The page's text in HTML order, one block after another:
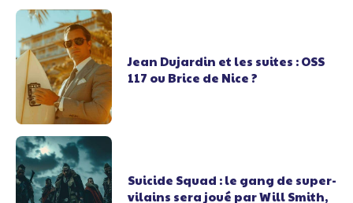
Jean Dujardin et les suites : OSS
117 ou Brice de Nice ?
Suicide Squad : le gang de super-
vilains sera joué par Will Smith,